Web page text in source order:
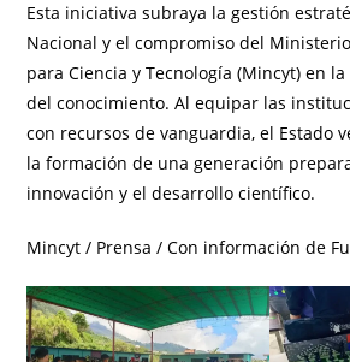
Esta iniciativa subraya la gestión
Nacional y el compromiso del
para Ciencia y Tecnología (Mincyt) en
del conocimiento. Al equipar las
con recursos de vanguardia, el Estado
la formación de una generación
innovación y el desarrollo científico.
Mincyt / Prensa / Con información de